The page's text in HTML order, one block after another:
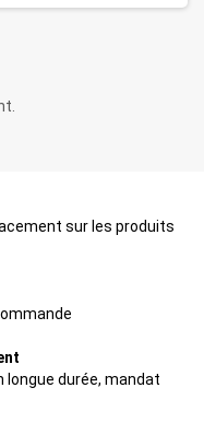
sur les produits
longue durée, mandat